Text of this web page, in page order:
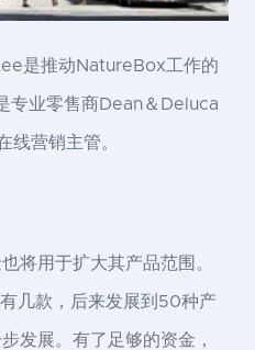
是推动NatureBox工作的
专业零售商Dean＆Deluca
营销主管。
将用于扩大其产品范围。
几款，后来发展到50种产
发展。有了足够的资金，